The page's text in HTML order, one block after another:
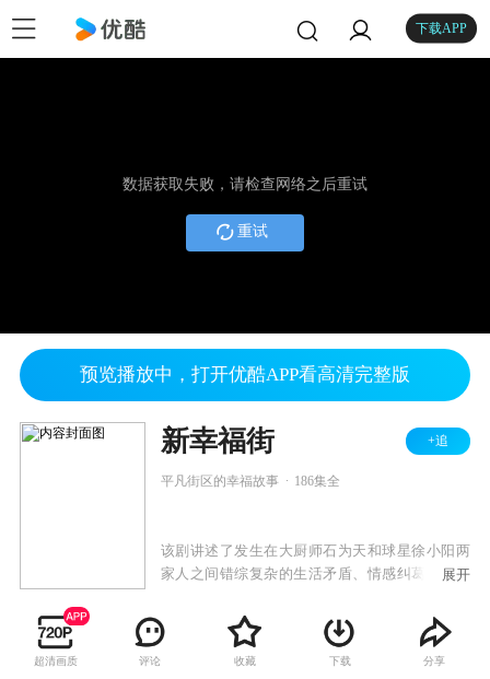
下载APP
数据获取失败，请检查网络之后重试
重试
预览播放中，打开优酷APP看高清完整版
新幸福街 +追
平凡街区的幸福故事 186集全
该剧讲述了发生在大厨师石为天和球星徐小阳两
家人之间错综复杂的生活矛盾、情感纠葛，而打
的人物则穿插其间，为观众延续着这个讲不完
的“幸福”故事。
展开
超清画质 评论 收藏 下载 分享